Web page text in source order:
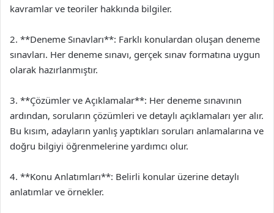
kavramlar ve teoriler hakkında bilgiler.
2. **Deneme Sınavları**: Farklı konulardan oluşan deneme
sınavları. Her deneme sınavı, gerçek sınav formatına uygun
olarak hazırlanmıştır.
3. **Çözümler ve Açıklamalar**: Her deneme sınavının
ardından, soruların çözümleri ve detaylı açıklamaları yer alır.
Bu kısım, adayların yanlış yaptıkları soruları anlamalarına ve
doğru bilgiyi öğrenmelerine yardımcı olur.
4. **Konu Anlatımları**: Belirli konular üzerine detaylı
anlatımlar ve örnekler.